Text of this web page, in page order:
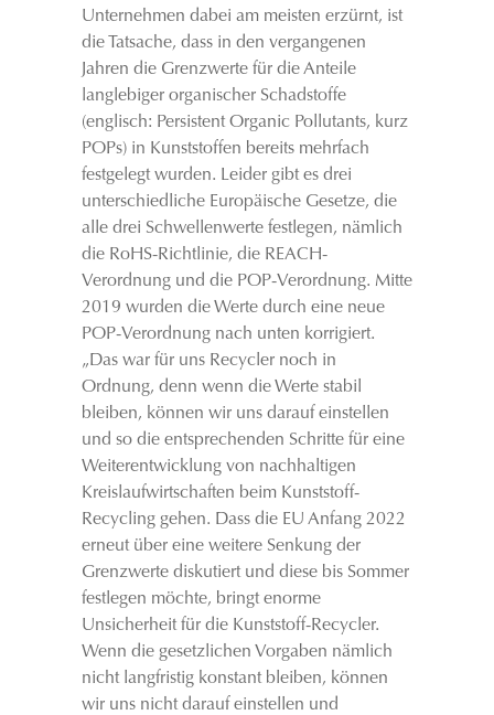
Unternehmen dabei am meisten erzürnt, ist
die Tatsache, dass in den vergangenen
Jahren die Grenzwerte für die Anteile
langlebiger organischer Schadstoffe
(englisch: Persistent Organic Pollutants, kurz
POPs) in Kunststoffen bereits mehrfach
festgelegt wurden. Leider gibt es drei
unterschiedliche Europäische Gesetze, die
alle drei Schwellenwerte festlegen, nämlich
die RoHS-Richtlinie, die REACH-
Verordnung und die POP-Verordnung. Mitte
2019 wurden die Werte durch eine neue
POP-Verordnung nach unten korrigiert.
„Das war für uns Recycler noch in
Ordnung, denn wenn die Werte stabil
bleiben, können wir uns darauf einstellen
und so die entsprechenden Schritte für eine
Weiterentwicklung von nachhaltigen
Kreislaufwirtschaften beim Kunststoff-
Recycling gehen. Dass die EU Anfang 2022
erneut über eine weitere Senkung der
Grenzwerte diskutiert und diese bis Sommer
festlegen möchte, bringt enorme
Unsicherheit für die Kunststoff-Recycler.
Wenn die gesetzlichen Vorgaben nämlich
nicht langfristig konstant bleiben, können
wir uns nicht darauf einstellen und